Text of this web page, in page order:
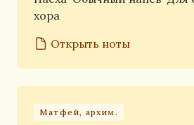
хора
Открыть ноты
Матфей, архим.